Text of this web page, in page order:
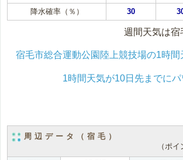
降水確率（％）
30
週間天気は宿
宿毛市総合運動公園陸上競技場の1時
1時間天気が10日先までにパ
周辺データ（宿毛）
（ポ